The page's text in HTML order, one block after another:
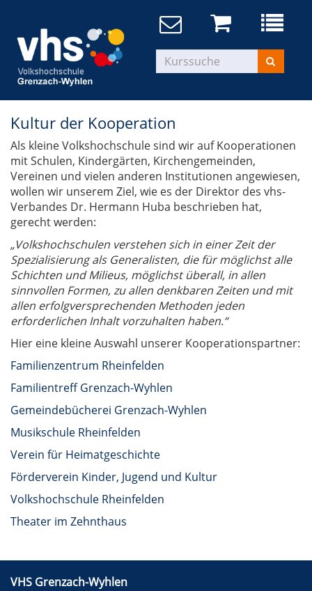
Kultur der Kooperation
Als kleine Volkshochschule sind wir auf Kooperationen
mit Schulen, Kindergärten, Kirchengemeinden,
Vereinen und vielen anderen Institutionen angewiesen,
wollen wir unserem Ziel, wie es der Direktor des vhs-
Verbandes Dr. Hermann Huba beschrieben hat,
gerecht werden:
„Volkshochschulen verstehen sich in einer Zeit der
Spezialisierung als Generalisten, die für möglichst alle
Schichten und Milieus, möglichst überall, in allen
sinnvollen Formen, zu allen denkbaren Zeiten und mit
allen erfolgversprechenden Methoden jeden
erforderlichen Inhalt vorzuhalten haben.“
Hier eine kleine Auswahl unserer Kooperationspartner:
Familienzentrum Rheinfelden
Familientreff Grenzach-Wyhlen
Gemeindebücherei Grenzach-Wyhlen
Musikschule Rheinfelden
Verein für Heimatgeschichte
Förderverein Kinder, Jugend und Kultur
Volkshochschule Rheinfelden
Theater im Zehnthaus
VHS Grenzach-Wyhlen